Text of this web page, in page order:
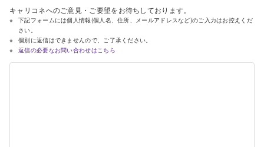
キャリコネへのご意見・ご要望をお待ちしております。
下記フォームには個人情報(個人名、住所、メールアドレスなど)のご入力はお控えくだ
さい。
個別に返信はできませんので、ご了承ください。
返信の必要なお問い合わせはこちら